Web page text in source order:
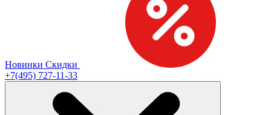
Новинки Скидки
+7(495) 727-11-33